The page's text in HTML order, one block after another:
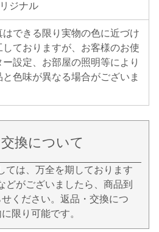
ジナル
はできる限り実物の色に近づけ
しておりますが、お客様のお使
ー設定、お部屋の照明等により
色味が異なる場合がございま
換について
ては、万全を期しております
どがございましたら、商品到
ください。返品・交換につ
限り可能です。